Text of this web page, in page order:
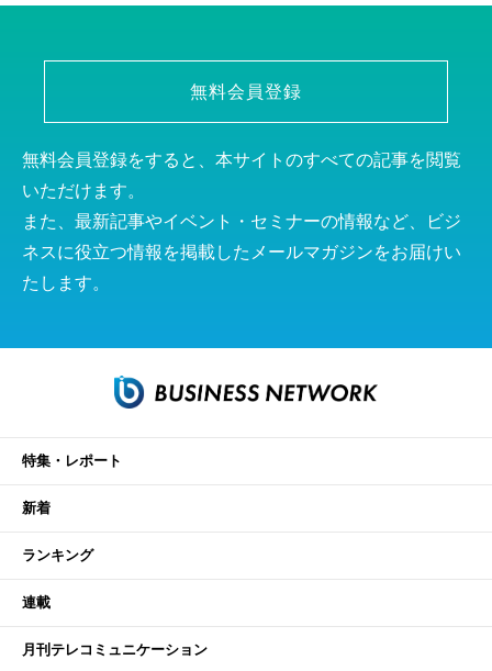
無料会員登録
無料会員登録をすると、本サイトのすべての記事を閲覧
いただけます。
また、最新記事やイベント・セミナーの情報など、ビジ
ネスに役立つ情報を掲載したメールマガジンをお届けい
たします。
特集・レポート
新着
ランキング
連載
月刊テレコミュニケーション